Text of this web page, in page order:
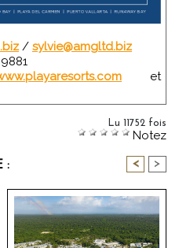
/ sylvie@amgltd.biz
et
Lu 11752 fois
Notez
: < >